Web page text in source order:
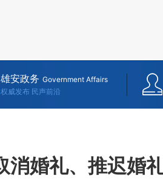
雄安政务 Government Affairs
权威发布 民声前沿
消婚礼、推迟婚